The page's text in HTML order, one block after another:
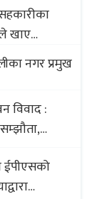
खाए
नगर प्रमुख
विवाद :
ईपीएसको